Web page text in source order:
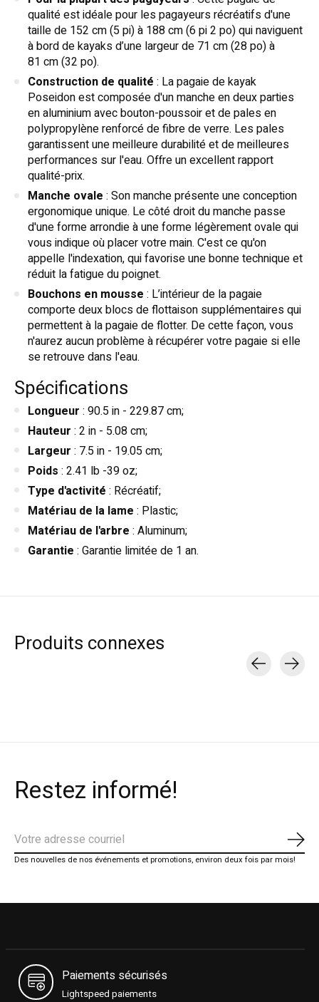
qualité est idéale pour les pagayeurs récréatifs d'une
taille de 152 cm (5 pi) à 188 cm (6 pi 2 po) qui naviguent
à bord de kayaks d’une largeur de 71 cm (28 po) à
81 cm (32 po).
Construction de qualité : La pagaie de kayak
Poseidon est composée d'un manche en deux parties
en aluminium avec bouton-poussoir et de pales en
polypropylène renforcé de fibre de verre. Les pales
garantissent une meilleure durabilité et de meilleures
performances sur l'eau. Offre un excellent rapport
qualité-prix.
Manche ovale : Son manche présente une conception
ergonomique unique. Le côté droit du manche passe
d'une forme arrondie à une forme légèrement ovale qui
vous indique où placer votre main. C'est ce qu'on
appelle l'indexation, qui favorise une bonne technique et
réduit la fatigue du poignet.
Bouchons en mousse : L’intérieur de la pagaie
comporte deux blocs de flottaison supplémentaires qui
permettent à la pagaie de flotter. De cette façon, vous
n'aurez aucun problème à récupérer votre pagaie si elle
se retrouve dans l'eau.
Spécifications
Longueur : 90.5 in - 229.87 cm;
Hauteur : 2 in - 5.08 cm;
Largeur : 7.5 in - 19.05 cm;
Poids : 2.41 lb -39 oz;
Type d'activité : Récréatif;
Matériau de la lame : Plastic;
Matériau de l'arbre : Aluminum;
Garantie : Garantie limitée de 1 an.
Produits connexes
Restez informé!
Des nouvelles de nos événements et promotions, environ deux fois par mois!
Paiements sécurisés
Lightspeed paiements